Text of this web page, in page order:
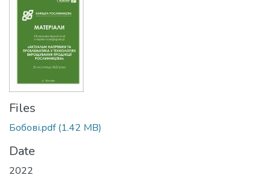
Files
Бобові.pdf(1.42 MB)
Date
2022